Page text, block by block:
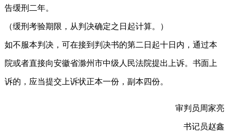
告缓刑二年。
（缓刑考验期限，从判决确定之日起计算。）
如不服本判决，可在接到判决书的第二日起十日内，通过本
院或者直接向安徽省滁州市中级人民法院提出上诉。书面上
诉的，应当提交上诉状正本一份，副本四份。
审判员周家亮
书记员赵鑫